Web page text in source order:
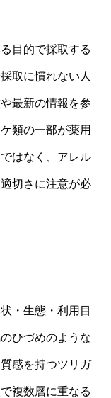
目的で採取する
取に慣れない人
最新の情報を参
類の一部が薬用
はなく、アレル
切さに注意が必
・生態・利用目
ひづめのような
感を持つツリガ
複数層に重なる